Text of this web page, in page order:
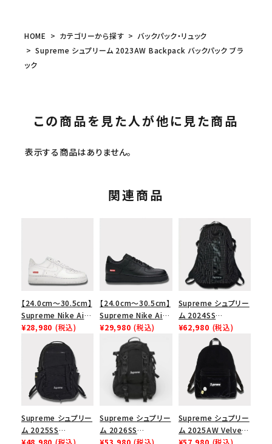
HOME カテゴリーから探す
バックパック・リュック
Supreme シュプリーム 2023AW Backpack バックパック ブラ
ック
この商品を見た人が他に見た商品
表示する商品はありません。
関連商品
【24.0cm～30.5cm】
Supreme Nike Air
Force 1 Low シュプ
リーム ナイキエアフォ
ース１スニーカー シ
ューズ ホワイト
¥28,980 (税込)
【24.0cm～30.5cm】
Supreme Nike Air
Force 1 Low シュプ
リーム ナイキエアフォ
ース１スニーカー シ
ューズ ブラック
¥29,980 (税込)
Supreme シュプリー
ム 2024SS
Backpack バックパッ
ク ブラック 黒
¥62,980 (税込)
Supreme シュプリー
ム 2025SS
Backpack バックパッ
¥48,980 (税込)
Supreme シュプリー
ム 2026SS
Backpack バックパッ
¥53,980 (税込)
Supreme シュプリー
ム 2025AW Velvet
Backpack ベルベッ
¥57,980 (税込)